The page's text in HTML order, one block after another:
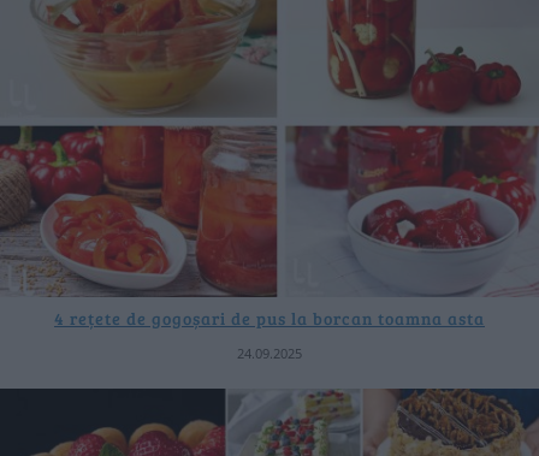
4 rețete de gogoșari de pus la borcan toamna asta
24.09.2025